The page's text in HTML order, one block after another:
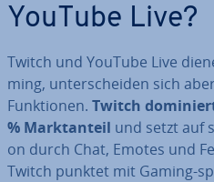
YouTube Live?
Twitch und YouTube Live
ming, un­ter­schei­den sich
Funk­tio­nen. Twitch
% Markt­an­teil und setzt auf
on durch Chat, Emotes und
Twitch punktet mit Gaming-